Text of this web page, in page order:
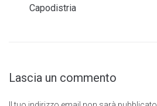
Capodistria
Lascia un commento